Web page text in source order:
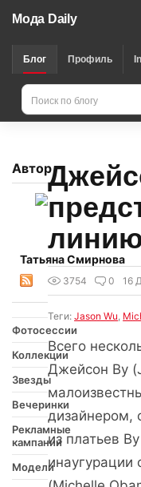
Мода Daily
Блог Профиль
Автор
Татьяна Смирнова
Фотосессии
Коллекции
Звезды
Вечеринки
Рекламные
кампании
Модели
линию
3754 0 16
Теги:Jason Wu,
Всего
Джейсон Ву
дизайнером,
из платьев